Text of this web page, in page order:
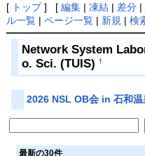
[ トップ] [ 編集| 凍結| 差分|
ル一覧| ページ一覧| 新規 | 検
Network System
o. Sci. (TUIS) †
2026 NSL OB会 in 石和温
最新の30件